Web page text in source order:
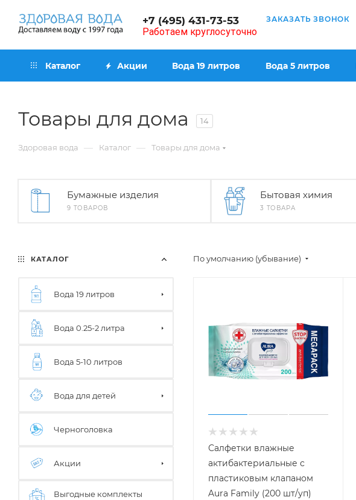
+7 (495) 431-73-53
Работаем круглосуточно
ЗАКАЗАТЬ ЗВОНОК
Каталог Акции Вода 19 литров Вода 5 литров
Товары для дома 14
Здоровая вода — Каталог — Товары для дома
Бумажные изделия
9 ТОВАРОВ
Бытовая химия
3 ТОВАРА
По умолчанию (убывание)
Салфетки влажные
актибактериальные с
пластиковым клапаном
Aura Family (200 шт/уп)
КАТАЛОГ
Вода 19 литров
Вода 0.25-2 литра
Вода 5-10 литров
Вода для детей
Черноголовка
Акции
Выгодные комплекты